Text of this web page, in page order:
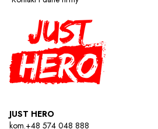
JUST HERO
kom.+48 574 048 888